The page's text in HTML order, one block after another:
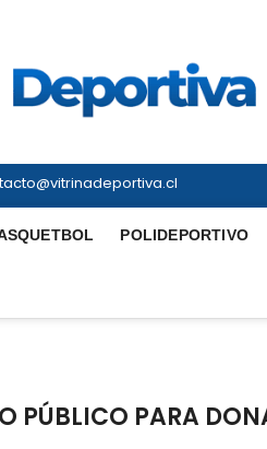
POLIDEPORTIVO
PÚBLICO PARA